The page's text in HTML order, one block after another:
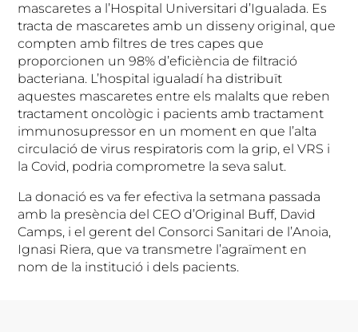
mascaretes a l’Hospital Universitari d’Igualada. Es
tracta de mascaretes amb un disseny original, que
compten amb filtres de tres capes que
proporcionen un 98% d’eficiència de filtració
bacteriana. L’hospital igualadí ha distribuït
aquestes mascaretes entre els malalts que reben
tractament oncològic i pacients amb tractament
immunosupressor en un moment en que l’alta
circulació de virus respiratoris com la grip, el VRS i
la Covid, podria comprometre la seva salut.
La donació es va fer efectiva la setmana passada
amb la presència del CEO d’Original Buff, David
Camps, i el gerent del Consorci Sanitari de l’Anoia,
Ignasi Riera, que va transmetre l’agraïment en
nom de la institució i dels pacients.